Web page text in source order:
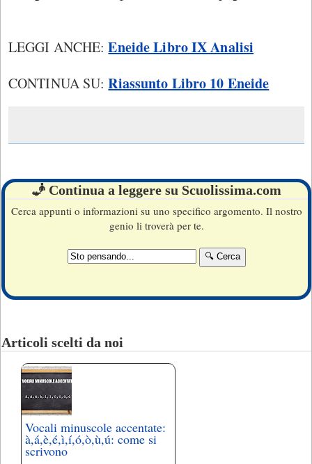
LEGGI ANCHE:Eneide Libro IX Analisi
CONTINUA SU:Riassunto Libro 10 Eneide
🧞 Continua a leggere su Scuolissima.com
Cerca appunti o informazioni su uno specifico argomento. Il nostro
genio li troverà per te.
Articoli scelti da noi
Vocali minuscole accentate:
à,á,è,é,ì,í,ó,ò,ù,ú: come si
scrivono